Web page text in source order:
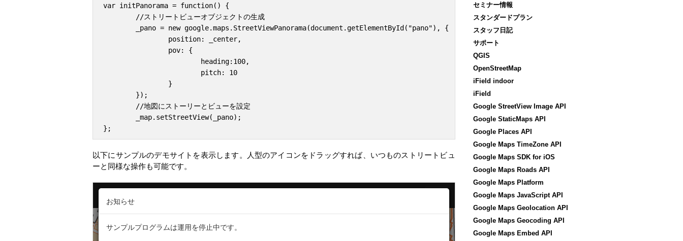
var initPanorama = function() {
以下にサンプルのデモサイトを表示します。人型のアイコンをドラッグすれば、いつものストリートビュ
ーと同様な操作も可能です。
セミナー情報
スタンダードプラン
スタッフ日記
サポート
QGIS
OpenStreetMap
iField indoor
iField
Google StreetView Image API
Google StaticMaps API
Google Places API
Google Maps TimeZone API
Google Maps SDK for iOS
Google Maps Roads API
Google Maps Platform
Google Maps JavaScript API
Google Maps Geolocation API
Google Maps Geocoding API
Google Maps Embed API